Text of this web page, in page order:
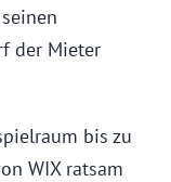
der Mieter
bis zu
WIX ratsam